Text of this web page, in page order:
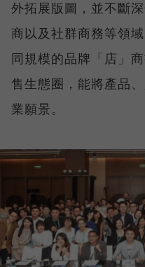
外拓展版圖，並不斷
商以及社群商務等領
同規模的品牌「店」
售生態圈，能將產品
業願景。